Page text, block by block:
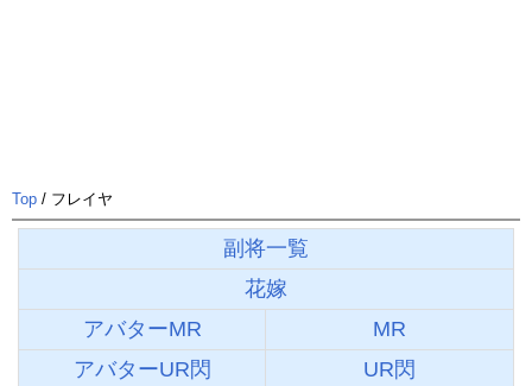
Top / フレイヤ
副将一覧
花嫁
アバターMR
MR
アバターUR閃
UR閃